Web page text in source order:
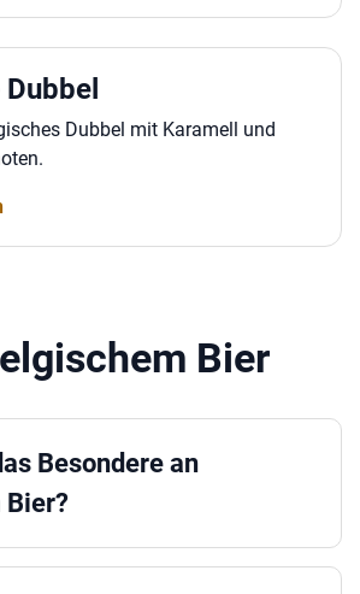
Dubbel mit Karamell und
Bier
Besondere an
Bier?